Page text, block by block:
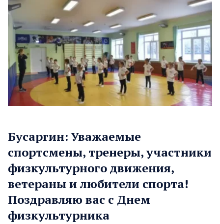
Бусаргин: Уважаемые
спортсмены, тренеры, участники
физкультурного движения,
ветераны и любители спорта!
Поздравляю вас с Днем
физкультурника